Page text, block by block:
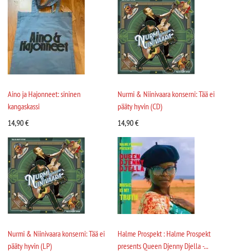
Aino ja Hajonneet: sininen
kangaskassi
14,90€
Nurmi & Niinivaara konserni: Tää ei
pääty hyvin (CD)
14,90€
Nurmi & Niinivaara konserni: Tää ei
pääty hyvin (LP)
Halme Prospekt : Halme Prospekt
presents Queen Djenny Djella -...